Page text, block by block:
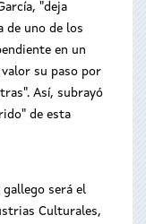
"deja
de uno de los
en un
su paso por
Así, subrayó
de esta
será el
Culturales,